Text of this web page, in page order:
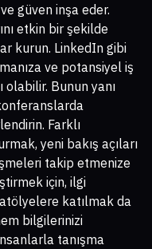
güven inşa eder.
etkin bir şekilde
kurun. LinkedIn gibi
ve potansiyel iş
olabilir. Bunun yanı
Farklı
yeni bakış açıları
takip etmenize
için, ilgi
katılmak da
bilgilerinizi
tanışma